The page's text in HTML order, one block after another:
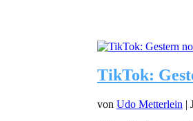
TikTok:
von Udo Metterlein |